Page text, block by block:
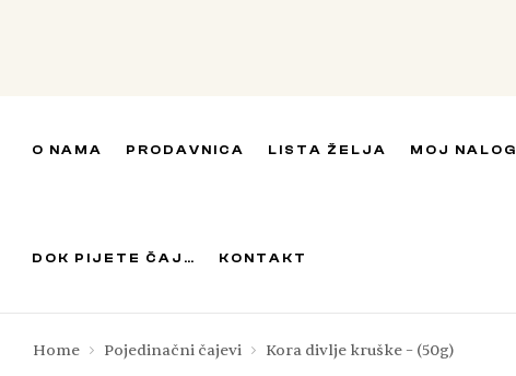
O NAMA PRODAVNICA LISTA ŽELJA MOJ NALOG
DOK PIJETE ČAJ… KONTAKT
Home Pojedinačni čajevi Kora divlje kruške – (50g)